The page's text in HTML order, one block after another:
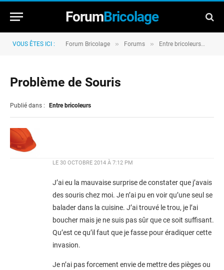
ForumBricolage
VOUS ÊTES ICI : Forum Bricolage » Forums » Entre bricoleurs
Problème de Souris
Publié dans : Entre bricoleurs
LE 30 OCTOBRE 2014 À 7:12 PM
J’ai eu la mauvaise surprise de constater que j’avais
des souris chez moi. Je n’ai pu en voir qu’une seul se
balader dans la cuisine. J’ai trouvé le trou, je l’ai
boucher mais je ne suis pas sûr que ce soit suffisant.
Qu’est ce qu’il faut que je fasse pour éradiquer cette
invasion.
Je n’ai pas forcement envie de mettre des pièges ou